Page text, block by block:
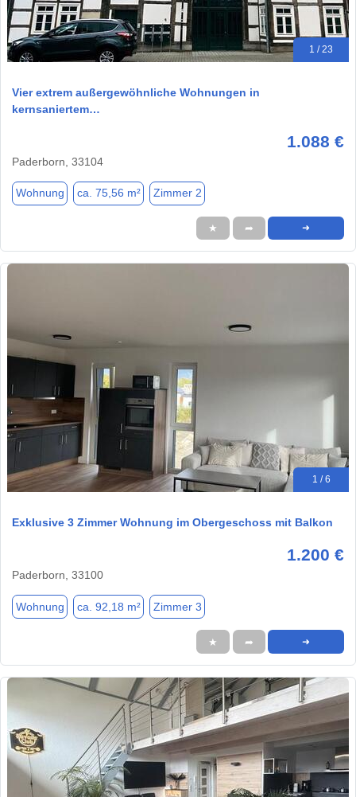
1 / 23
Vier extrem außergewöhnliche Wohnungen in
kernsaniertem…
1.088 €
Paderborn, 33104
Wohnung ca. 75,56 m² Zimmer 2
★ ➦ ➜
1 / 6
Exklusive 3 Zimmer Wohnung im Obergeschoss mit Balkon
1.200 €
Paderborn, 33100
Wohnung ca. 92,18 m² Zimmer 3
★ ➦ ➜